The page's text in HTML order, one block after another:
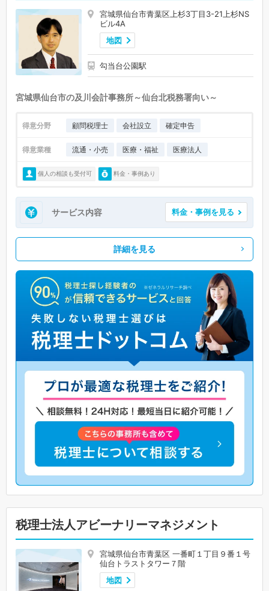
宮城県仙台市青葉区上杉3丁目3-21上杉NS
ビル4A
地図
勾当台公園駅
宮城県仙台市の及川会計事務所～仙台北税務署向い～
得意分野 顧問税理士 会社設立 確定申告
得意業種 流通・小売 医療・福祉 医療法人
個人の相談も受付可 料金・事例あり
サービス内容 料金・事例を見る
詳細を見る
税理士法人アビーナリーマネジメント
宮城県仙台市青葉区 一番町１丁目９番１号
仙台トラストタワー７階
地図